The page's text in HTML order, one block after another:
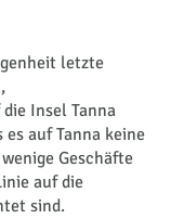
letzte
Insel Tanna
auf Tanna keine
Geschäfte
auf die
sind.